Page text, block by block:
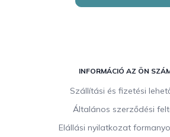
INFORMÁCIÓ AZ ÖN
Szállítási és fizetési
Általános szerződési
Elállási nyilatkozat